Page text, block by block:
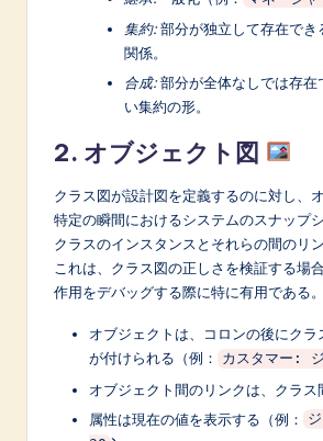
集約:部分が独立して存在でき
関係。
合成:部分が全体なしでは存在
い集約の形。
2. オブジェクト図
クラス図が設計図を定義するのに対し、
特定の瞬間におけるシステムのスナップ
クラスのインスタンスとそれらの間のリ
これは、クラス図の正しさを検証する場
作用をデバッグする際に特に有用である。
オブジェクトは、コロンの後にク
が付けられる（例：
カスタマー:
オブジェクト間のリンクは、クラス
属性は現在の値を表示する（例：